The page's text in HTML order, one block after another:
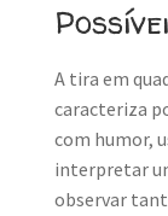
A tira em
caracteriza
com humor,
interpretar
observar